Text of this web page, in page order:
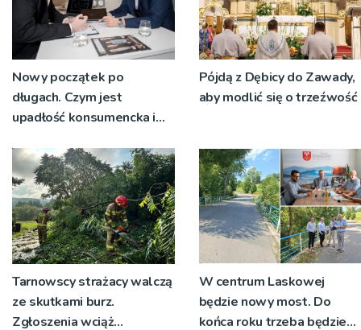
Nowy początek po
długach. Czym jest
upadłość konsumencka i
rozsądnym wyjściem?
Pójdą z Dębicy do Zawady,
aby modlić się o trzeźwość
Tarnowscy strażacy walczą
ze skutkami burz.
Zgłoszenia wciąż
W centrum Laskowej
będzie nowy most. Do
końca roku trzeba będzie